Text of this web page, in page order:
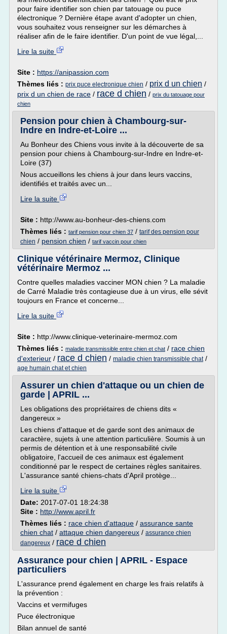
pour faire identifier son chien par tatouage ou puce
électronique ? Dernière étape avant d'adopter un chien,
vous souhaitez vous renseigner sur les démarches à
réaliser afin de le faire identifier. D'un point de vue légal,...
Lire la suite
Site : https://anipassion.com
Thèmes liés : prix puce electronique chien / prix d un chien /
prix d un chien de race / race d chien / prix du tatouage pour
chien
Pension pour chien à Chambourg-sur-
Indre en Indre-et-Loire ...
Au Bonheur des Chiens vous invite à la découverte de sa
pension pour chiens à Chambourg-sur-Indre en Indre-et-
Loire (37)
Nous accueillons les chiens à jour dans leurs vaccins,
identifiés et traités avec un...
Lire la suite
Site : http://www.au-bonheur-des-chiens.com
Thèmes liés : tarif pension pour chien 37 / tarif des pension pour
chien / pension chien / tarif vaccin pour chien
Clinique vétérinaire Mermoz, Clinique
vétérinaire Mermoz ...
Contre quelles maladies vacciner MON chien ? La maladie
de Carré Maladie très contagieuse due à un virus, elle sévit
toujours en France et concerne...
Lire la suite
Site : http://www.clinique-veterinaire-mermoz.com
Thèmes liés : maladie transmissible entre chien et chat / race chien
d'exterieur / race d chien / maladie chien transmissible chat/
age humain chat et chien
Assurer un chien d'attaque ou un chien de
garde | APRIL ...
Les obligations des propriétaires de chiens dits «
dangereux »
Les chiens d'attaque et de garde sont des animaux de
caractère, sujets à une attention particulière. Soumis à un
permis de détention et à une responsabilité civile
obligatoire, l'accueil de ces animaux est également
conditionné par le respect de certaines règles sanitaires.
L'assurance santé chiens-chats d'April protège...
Lire la suite
Date: 2017-07-01 18:24:38
Site : http://www.april.fr
Thèmes liés : race chien d'attaque / assurance sante
chien chat / attaque chien dangereux / assurance chien
dangereux / race d chien
Assurance pour chien | APRIL - Espace
particuliers
L'assurance prend également en charge les frais relatifs à
la prévention :
Vaccins et vermifuges
Puce électronique
Bilan annuel de santé